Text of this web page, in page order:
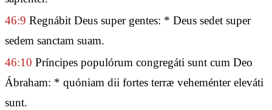
46:9 Regnábit Deus super gentes: * Deus sedet super
sedem sanctam suam.
46:10 Príncipes populórum congregáti sunt cum Deo
Ábraham: * quóniam dii fortes terræ veheménter eleváti
sunt.